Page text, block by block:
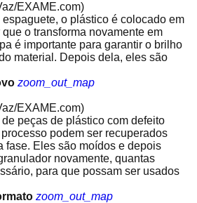
EXAME.com)
espaguete, o plástico é colocado em
o transforma novamente em
é importante para garantir o brilho
material. Depois dela, eles são
zoom_out_map
EXAME.com)
peças de plástico com defeito
podem ser recuperados
fase. Eles são moídos e depois
novamente, quantas
para que possam ser usados
zoom_out_map